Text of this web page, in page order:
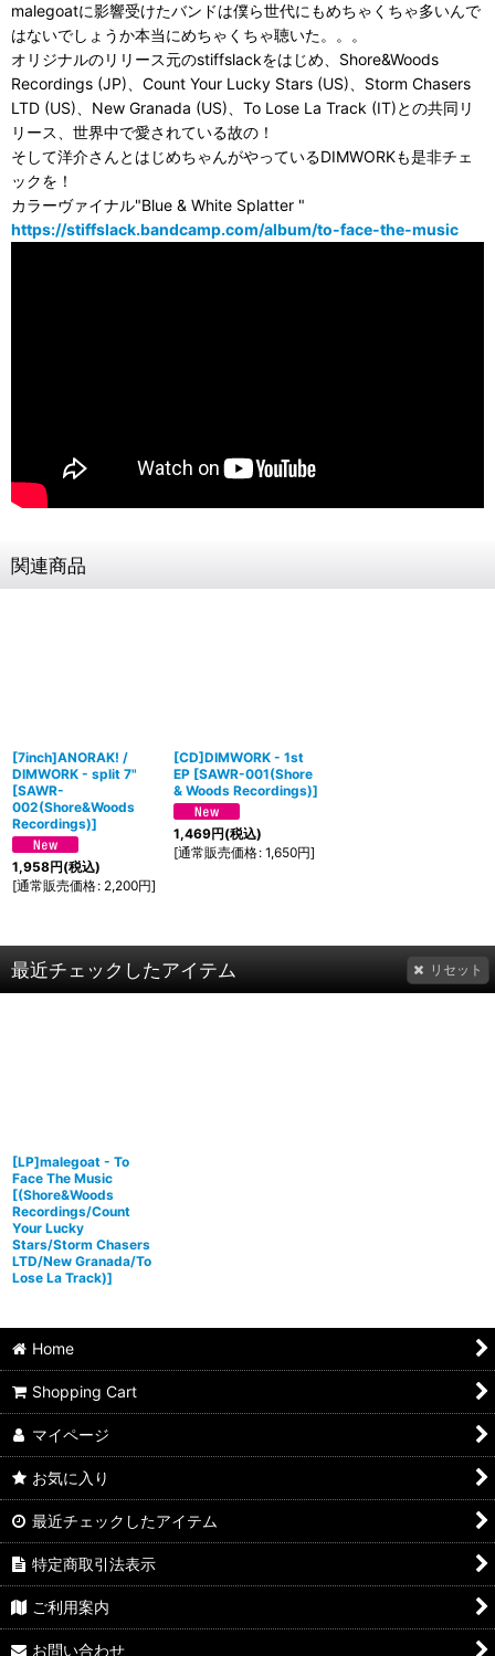
malegoatに影響受けたバンドは僕ら世代にもめちゃくちゃ多いんで
はないでしょうか本当にめちゃくちゃ聴いた。。。
オリジナルのリリース元のstiffslackをはじめ、Shore&Woods
Recordings (JP)、Count Your Lucky Stars (US)、Storm Chasers
LTD (US)、New Granada (US)、To Lose La Track (IT)との共同リ
リース、世界中で愛されている故の！
そして洋介さんとはじめちゃんがやっているDIMWORKも是非チェ
ックを！
カラーヴァイナル"Blue & White Splatter "
https://stiffslack.bandcamp.com/album/to-face-the-music
関連商品
[7inch]ANORAK! /
DIMWORK - split 7"
[SAWR-
002(Shore&Woods
Recordings)]
1,958円(税込)
[通常販売価格: 2,200円]
[CD]DIMWORK - 1st
EP [SAWR-001(Shore
& Woods Recordings)]
1,469円(税込)
[通常販売価格: 1,650円]
最近チェックしたアイテム リセット
[LP]malegoat - To
Face The Music
[(Shore&Woods
Recordings/Count
Your Lucky
Stars/Storm Chasers
LTD/New Granada/To
Lose La Track)]
Home
Shopping Cart
マイページ
お気に入り
最近チェックしたアイテム
特定商取引法表示
ご利用案内
お問い合わせ